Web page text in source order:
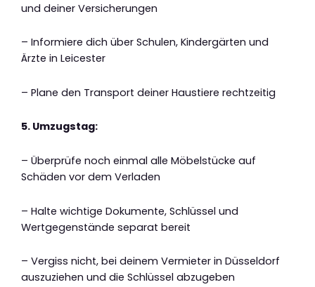
und deiner Versicherungen
– Informiere dich über Schulen, Kindergärten und
Ärzte in Leicester
– Plane den Transport deiner Haustiere rechtzeitig
5. Umzugstag:
– Überprüfe noch einmal alle Möbelstücke auf
Schäden vor dem Verladen
– Halte wichtige Dokumente, Schlüssel und
Wertgegenstände separat bereit
– Vergiss nicht, bei deinem Vermieter in Düsseldorf
auszuziehen und die Schlüssel abzugeben